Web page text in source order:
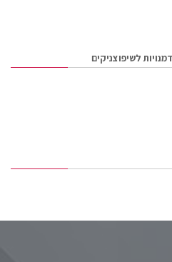
לשיפוצניקים